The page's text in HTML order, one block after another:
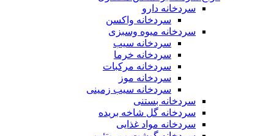
هیت اکسچنجر
سردخانه دارو
سردخانه واکسن
سردخانه میوه وسبزی
سردخانه سیب
سردخانه خرما
سردخانه مرکبات
سردخانه موز
سردخانه سیب زمینی
سردخانه بستنی
سردخانه گل شاخه بریده
سردخانه مواد غذایی